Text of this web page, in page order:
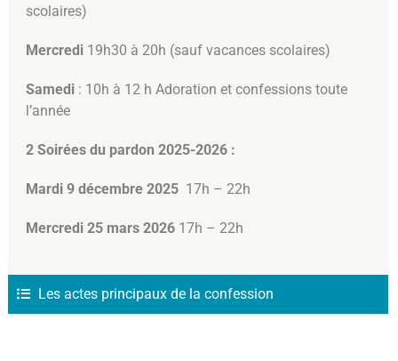
scolaires)
Mercredi 19h30 à 20h (sauf vacances scolaires)
Samedi : 10h à 12 h Adoration et confessions toute
l’année
2 Soirées du pardon 2025-2026 :
Mardi 9 décembre 2025 17h – 22h
Mercredi 25 mars 2026 17h – 22h
Les actes principaux de la confession